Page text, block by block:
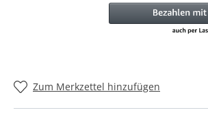
Zum Merkzettel hinzufügen